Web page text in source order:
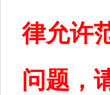
律允许
问题，